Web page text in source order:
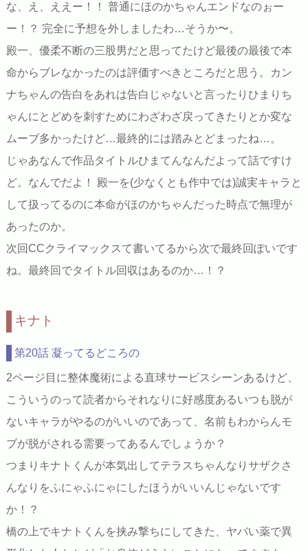
な、え、ええー！！ 普通にほのかちゃんエンドなのぉー
ー！？ 完全に予想を外しましたわ…そうか〜。
殿一、優柔不断の三股男だと思ってたけど最後の最後で本
命からブレなかったのは評価すべきところだと思う。カン
ナちゃんの告白をあれは告白じゃないと言ったりひまりち
ゃんにとどめを刺すためにわざわざ戻ってきたりとか変な
ムーブ多かったけど…最終的には踏みとどまったね…。
じゃあなんで作品タイトルひまてんなんだよって話ですけ
ど。なんでだよ！ 殿一を(少なくとも作中では)誠実キャラと
して扱ってるのに本命がほのかちゃんだった時点で無理が
あったのか。
次回CCクライマックスて書いてるから次で最終回ぽいです
ね。最終回でタイトル回収はあるのか…！？
キナト
第20話 凝ってるどころの
2ページ目に整体魔術による直球サービスシーンあるけど、
こういうのって読者からそれなりに好感度あるいつも脱が
ないキャラがやるのがいいのであって、名前もわからんモ
ブが脱がされる需要ってあるんでしょうか？
つまりキナトくんが本気出してテラスちゃんなりサザクさ
んなりをふにゃふにゃにしたほうがいいんじゃないです
か！？
橋の上でキナトくんを挟み撃ちにしてきた、ヤバい薬で異